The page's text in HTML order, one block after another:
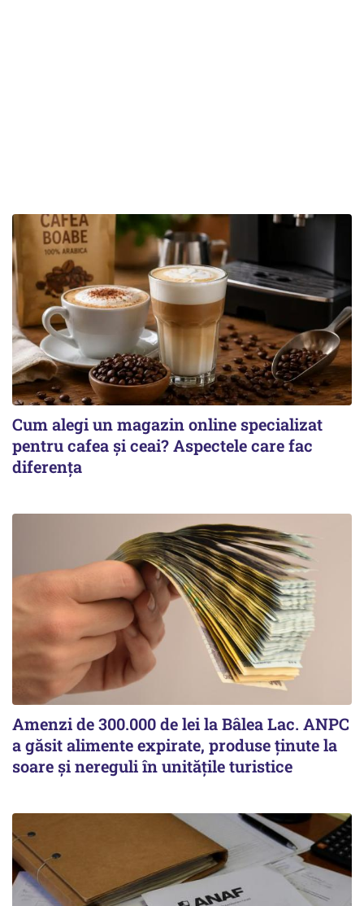
Cum alegi un magazin online specializat
pentru cafea și ceai? Aspectele care fac
diferența
Amenzi de 300.000 de lei la Bâlea Lac. ANPC
a găsit alimente expirate, produse ținute la
soare și nereguli în unitățile turistice